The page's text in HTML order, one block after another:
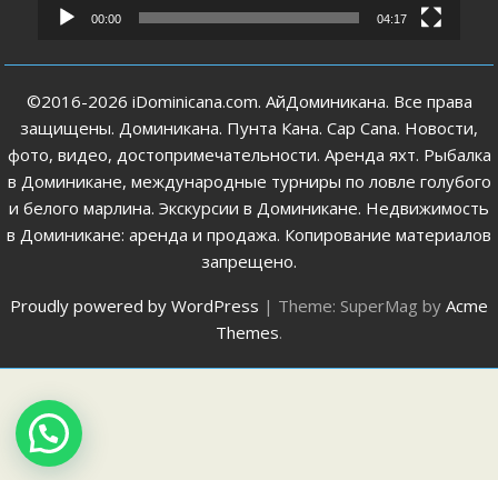
00:00 04:17
©2016-2026 iDominicana.com. АйДоминикана. Все права
защищены. Доминикана. Пунта Кана. Cap Cana. Новости,
фото, видео, достопримечательности. Аренда яхт. Рыбалка
в Доминикане, международные турниры по ловле голубого
и белого марлина. Экскурсии в Доминикане. Недвижимость
в Доминикане: аренда и продажа. Копирование материалов
запрещено.
Proudly powered by WordPress | Theme: SuperMag by Acme
Themes.